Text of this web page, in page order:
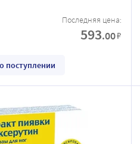
Последняя цена:
593.00₽
поступлении